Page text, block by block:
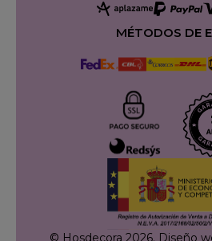
MÉTODOS DE
© Hosdecora 2026. Diseño